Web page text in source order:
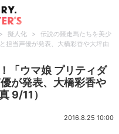
> 擬人化 >
伝説の競走馬たちを美少
担当声優が発表、大橋彩香や大坪由
「ウマ娘 プリティダ
が発表、大橋彩香や
9/11）
2016.8.25 10:00